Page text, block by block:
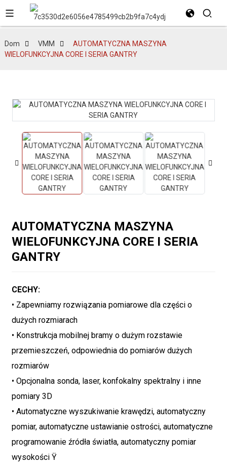
Dom VMM
AUTOMATYCZNA MASZYNA
WIELOFUNKCYJNA CORE I SERIA GANTRY
AUTOMATYCZNA MASZYNA
WIELOFUNKCYJNA CORE I SERIA
GANTRY
CECHY:
• Zapewniamy rozwiązania pomiarowe dla części o
dużych rozmiarach
• Konstrukcja mobilnej bramy o dużym rozstawie
przemieszczeń, odpowiednia do pomiarów dużych
rozmiarów
• Opcjonalna sonda, laser, konfokalny spektralny i inne
pomiary 3D
• Automatyczne wyszukiwanie krawędzi, automatyczny
pomiar, automatyczne ustawianie ostrości, automatyczne
programowanie źródła światła, automatyczny pomiar
wysokości Ÿ